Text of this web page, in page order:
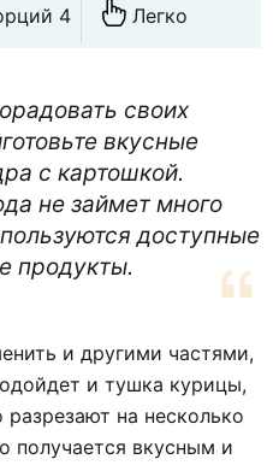
4 Легко
своих
вкусные
с картошкой.
не займет много
доступные
продукты.
и другими частями,
и тушка курицы,
на несколько
получается вкусным и